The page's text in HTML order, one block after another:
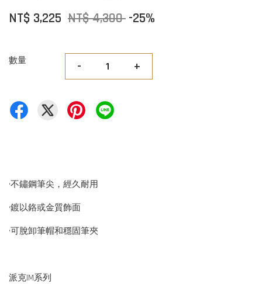
NT$ 3,225 NT$ 4,300 -25%
數量 - +
•不鏽鋼筆尖，經久耐用
•鍍以鉻或金質飾面
•可脫卸筆帽和穩固筆夾
派克IM系列